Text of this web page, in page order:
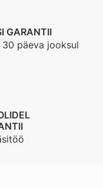
GARANTII
päeva jooksul